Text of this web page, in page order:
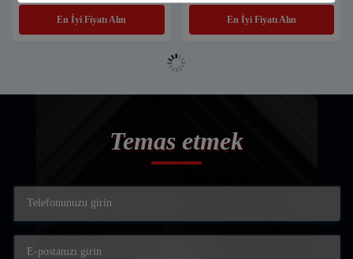
En İyi Fiyatı Alın En İyi Fiyatı Alın
Temas etmek